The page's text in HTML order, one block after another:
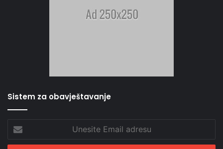
Sistem za obavještavanje
Unesite
Email
adresu